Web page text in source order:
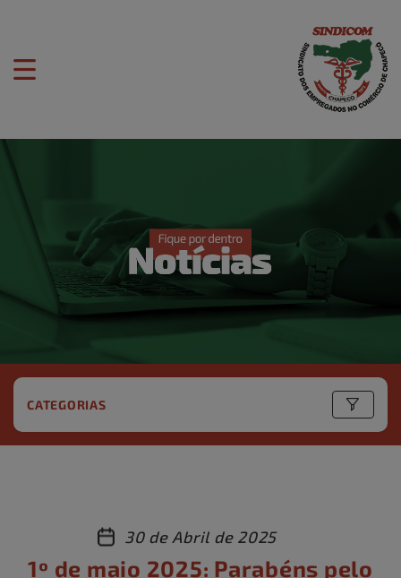
CATEGORIAS
30 de Abril de 2025
1º de maio 2025: Parabéns pelo